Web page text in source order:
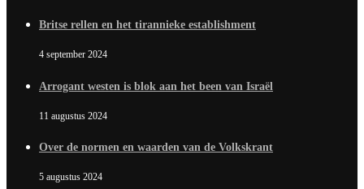
Britse rellen en het tirannieke establishment
4 september 2024
Arrogant westen is blok aan het been van Israël
11 augustus 2024
Over de normen en waarden van de Volkskrant
5 augustus 2024